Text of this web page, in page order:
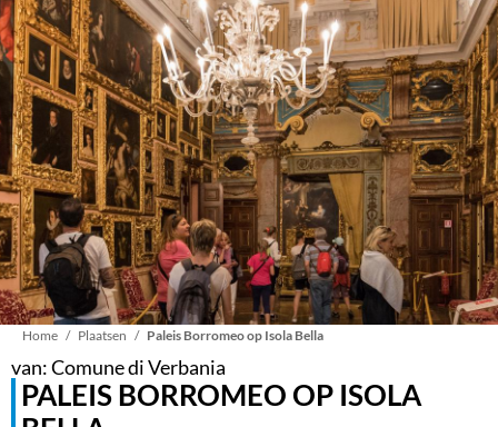
Weer
Informatieaanvraag
Officiële website
Kruimelpad
Home Plaatsen Paleis Borromeo op Isola Bella
van: Comune di Verbania
PALEIS BORROMEO OP ISOLA